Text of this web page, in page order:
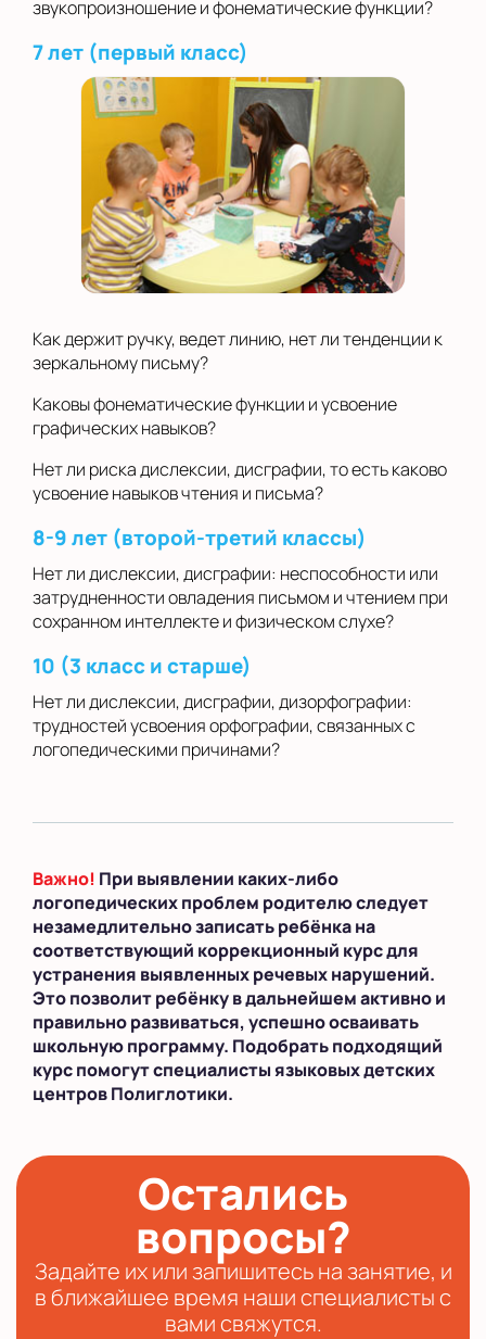
звукопроизношение и фонематические функции?
7 лет (первый класс)
Как держит ручку, ведет линию, нет ли тенденции к
зеркальному письму?
Каковы фонематические функции и усвоение
графических навыков?
Нет ли риска дислексии, дисграфии, то есть каково
усвоение навыков чтения и письма?
8-9 лет (второй-третий классы)
Нет ли дислексии, дисграфии: неспособности или
затрудненности овладения письмом и чтением при
сохранном интеллекте и физическом слухе?
10 (3 класс и старше)
Нет ли дислексии, дисграфии, дизорфографии:
трудностей усвоения орфографии, связанных с
логопедическими причинами?
Важно! При выявлении каких-либо
логопедических проблем родителю следует
незамедлительно записать ребёнка на
соответствующий коррекционный курс для
устранения выявленных речевых нарушений.
Это позволит ребёнку в дальнейшем активно и
правильно развиваться, успешно осваивать
школьную программу. Подобрать подходящий
курс помогут специалисты языковых детских
центров Полиглотики.
Остались
вопросы?
Задайте их или запишитесь на занятие, и
в ближайшее время наши специалисты с
вами свяжутся.